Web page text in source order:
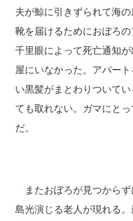
夫が鯨に引きずられて海
靴を届けるためにおぼろ
千里眼によって死亡通知
屋にいなかった。アパー
い黒髪がまとわりついて
ても取れない。ガマにと
だ。
またおぼろが見つから
島光演じる老人が現れる